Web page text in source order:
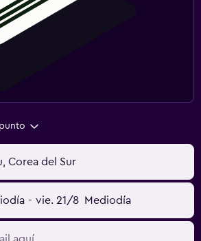
Corea del Sur
- vie. 21/8 Mediodía